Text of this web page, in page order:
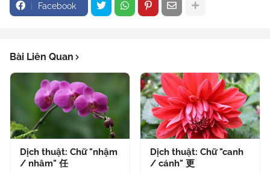
Facebook
Bài Liên Quan
Dịch thuật: Chữ "nhậm
/ nhâm" 任
Dịch thuật: Chữ "canh
/ cánh" 更